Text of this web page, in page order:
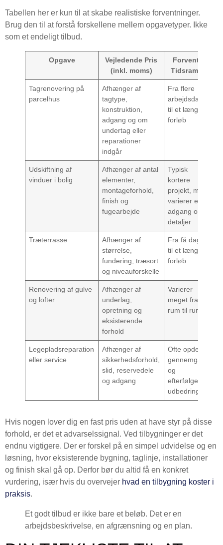
Tabellen her er kun til at skabe realistiske forventninger.
Brug den til at forstå forskellene mellem opgavetyper. Ikke
som et endeligt tilbud.
Opgave
Vejledende Pris
(inkl. moms)
Forventet
Tidsramme
Tagrenovering på
parcelhus
Afhænger af
tagtype,
konstruktion,
adgang og om
undertag eller
reparationer
indgår
Fra flere
arbejdsdage
til et længere
forløb
Udskiftning af
vinduer i bolig
Afhænger af antal
elementer,
montageforhold,
finish og
fugearbejde
Typisk
kortere
projekt, men
varierer efter
adgang og
detaljer
Træterrasse
Afhænger af
størrelse,
fundering, træsort
og niveauforskelle
Fra få dage
til et længere
forløb
Renovering af gulve
og lofter
Afhænger af
underlag,
opretning og
eksisterende
forhold
Varierer
meget fra
rum til rum
Legepladsreparation
eller service
Afhænger af
sikkerhedsforhold,
slid, reservedele
og adgang
Ofte opdelt i
gennemgang
og
efterfølgende
udbedring
Hvis nogen lover dig en fast pris uden at have styr på disse
forhold, er det et advarselssignal. Ved tilbygninger er det
endnu vigtigere. Der er forskel på en simpel udvidelse og en
løsning, hvor eksisterende bygning, taglinje, installationer
og finish skal gå op. Derfor bør du altid få en konkret
vurdering, især hvis du overvejer hvad en tilbygning koster i
praksis.
Et godt tilbud er ikke bare et beløb. Det er en
arbejdsbeskrivelse, en afgrænsning og en plan.